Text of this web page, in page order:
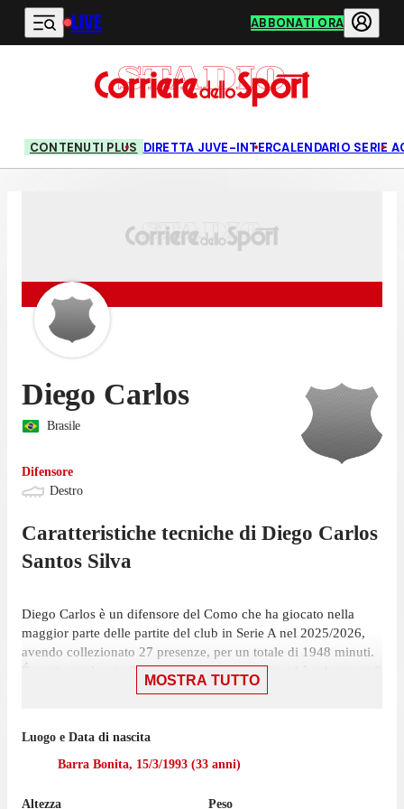
Vai al contenuto principale
LIVE ABBONATI ORA
CONTENUTI PLUS DIRETTA JUVE-INTERCALENDARIO SERIE A
Diego Carlos
Brasile
Difensore
Destro
Caratteristiche tecniche di Diego Carlos
Santos Silva
Diego Carlos è un difensore del Como che ha giocato nella
maggior parte delle partite del club in Serie A nel 2025/2026,
avendo collezionato 27 presenze, per un totale di 1948 minuti.
É partito titolare in 21 presenze su 38 giornate ed è subentrato 6
una vittoria per 1-0 contro il Parma, in cui ha giocato solo 8
minuti. In totale il difensore ha realizzato 1 rete in questa
MOSTRA TUTTO
Luogo e Data di nascita
Barra Bonita, 15/3/1993 (33 anni)
Altezza
Peso